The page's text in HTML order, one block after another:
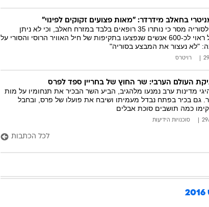
בחאלב מידרדר: "מאות פצועים זקוקים לפינוי"
שליח האו"ם לסוריה מסר כי נותרו 35 רופאים בלבד במזרח חאלב, וכי לא ניתן
להעניק טיפול ראוי לכ-600 אנשים שנפצעו בתקיפות של חיל האוויר הרוסי והסורי על
"לא נעצור את המבצע בסוריה"
רויטרס
העולם הערבי: שר החוץ של בחריין ספד לפרס
מדינות ערב נמנעו מלהגיב, הביע השר הבכיר את תנחומיו על מות
גם בכיר בפתח נבדל מעמיתו ושיבח את פועלו של פרס, ובחבל
כמה תושבים סוכת אבלים
סוכנויות הידיעות
לכל הכתבות